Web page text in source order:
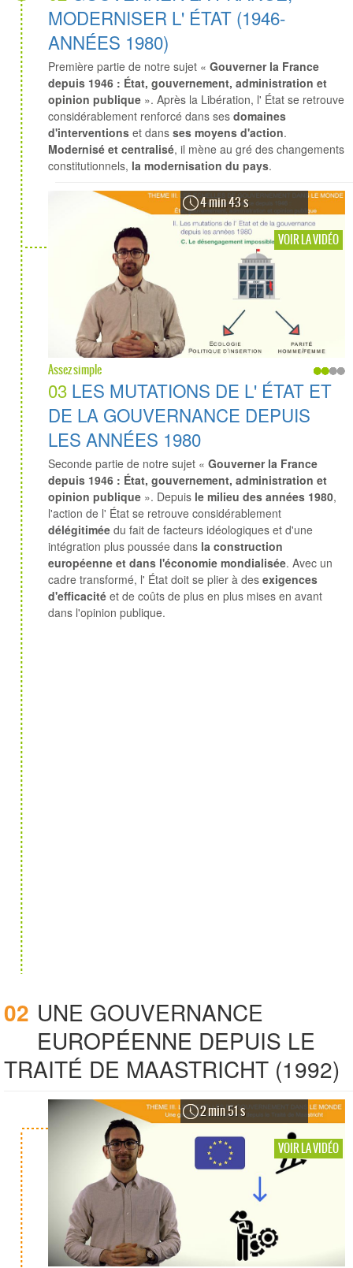
MODERNISER L' ÉTAT (1946-
ANNÉES 1980)
Première partie de notre sujet «Gouverner la France
depuis 1946 : État, gouvernement, administration et
opinion publique ». Après la Libération, l' État se retrouve
considérablement renforcé dans sesdomaines
d'interventions et dansses moyens d'action.
Modernisé et centralisé, il mène au gré des changements
constitutionnels, la modernisation du pays.
4 min 43 s
VOIR LA VIDÉO
Assez simple
03 LES MUTATIONS DE L' ÉTAT ET
DE LA GOUVERNANCE DEPUIS
LES ANNÉES 1980
Seconde partie de notre sujet «Gouverner la France
depuis 1946 : État, gouvernement, administration et
opinion publique ». Depuis le milieu des années 1980,
l'action de l' État se retrouve considérablement
délégitimée du fait de facteurs idéologiques et d'une
intégration plus poussée dans la construction
européenne et dans l'économie mondialisée. Avec un
cadre transformé, l' État doit se plier à desexigences
d'efficacité et de coûts de plus en plus mises en avant
dans l'opinion publique.
02 UNE GOUVERNANCE
EUROPÉENNE DEPUIS LE
TRAITÉ DE MAASTRICHT (1992)
2 min 51 s
VOIR LA VIDÉO